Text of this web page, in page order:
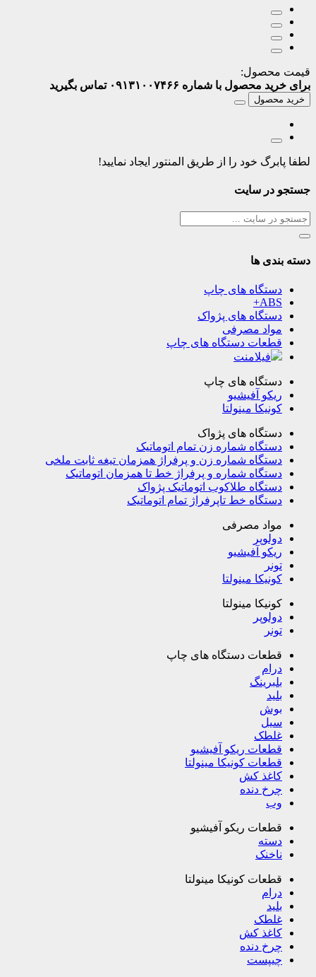
قیمت محصول:
برای خرید محصول با شماره ۰۹۱۳۱۰۰۷۴۶۶ تماس بگیرید
خرید محصول
لطفا پابرگ خود را از طریق المنتور ایجاد نمایید!
جستجو در سایت
دسته بندی ها
دستگاه های چاپ
ABS+
دستگاه های پژواک
مواد مصرفی
قطعات دستگاه های چاپ
فیلامنت
دستگاه های چاپ
ریکو آفیشیو
کونیکا مینولتا
دستگاه های پژواک
دستگاه شماره زن تمام اتوماتیک
دستگاه شماره زن و پرفراژ همزمان تیغه ثابت ملخی
دستگاه شماره و پرفراژ خط تا همزمان اتوماتیک
دستگاه طلاکوب اتوماتیک پژواک
دستگاه خط تاپرفراژ تمام اتوماتیک
مواد مصرفی
دولوپر
ریکو آفیشیو
تونر
کونیکا مینولتا
کونیکا مینولتا
دولوپر
تونر
قطعات دستگاه های چاپ
درام
بلبرینگ
بلید
بوش
سیل
غلطک
قطعات ریکو آفیشیو
قطعات کونیکا مینولتا
کاغذ کش
چرخ دنده
وب
قطعات ریکو آفیشیو
دسته
ناخنک
قطعات کونیکا مینولتا
درام
بلید
غلطک
کاغذ کش
چرخ دنده
چیپست